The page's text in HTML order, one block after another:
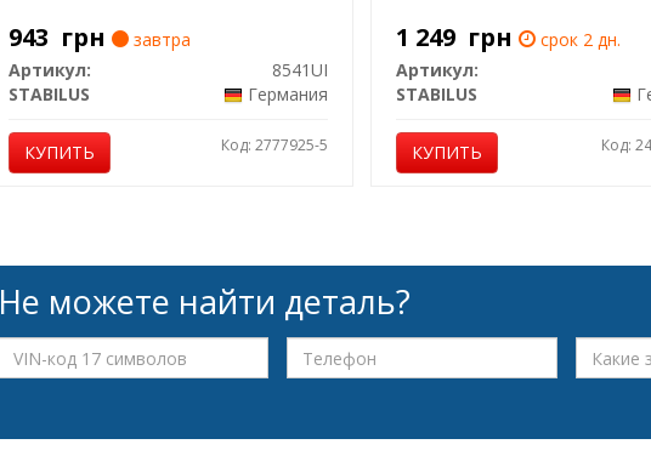
943 грн
завтра
Артикул:
8541UI
STABILUS
Германия
КУПИТЬ Код: 2777925-5
1 249 грн
срок 2 дн.
Артикул:
STABILUS
КУПИТЬ Код:
Не можете найти деталь?